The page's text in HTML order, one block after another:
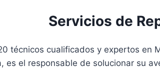
Servicios de
técnicos cualificados y expertos en
es el responsable de solucionar su